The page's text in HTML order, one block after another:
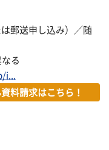
郵送申し込み）／随
る
料請求はこちら！